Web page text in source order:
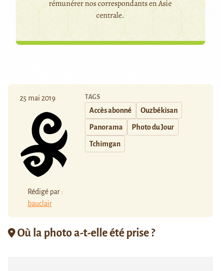
rémunérer nos correspondants en Asie
centrale.
25 mai 2019
Rédigé par :
bauclair
TAGS
Accès abonné Ouzbékisan
Panorama Photo du Jour
Tchimgan
Où la photo a-t-elle été prise ?